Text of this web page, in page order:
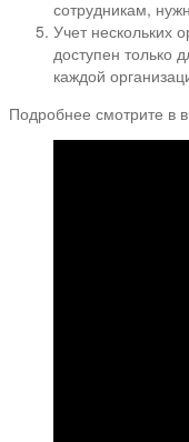
сотрудникам,
Учет нескольких
доступен только
каждой
Подробнее смотрите в